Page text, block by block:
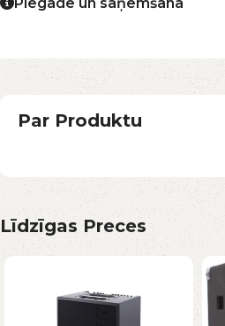
Par Produktu
Līdzīgas Preces